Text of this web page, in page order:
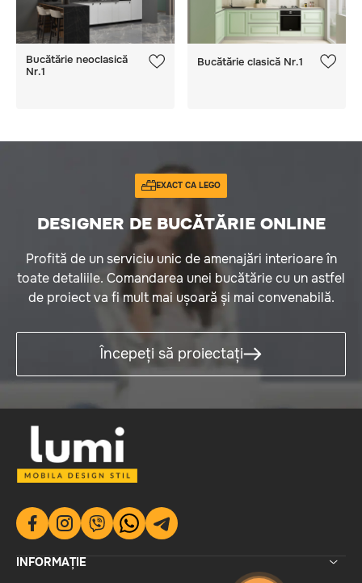
Bucătărie neoclasică
Nr.1
Bucătărie clasică Nr.1
EXACT CA LEGO
DESIGNER DE BUCĂTĂRIE ONLINE
Profită de un serviciu unic de amenajări interioare în
toate detaliile. Comandarea unei bucătărie cu un astfel
de proiect va fi mult mai ușoară și mai convenabilă.
Începeți să proiectați
INFORMAȚIE